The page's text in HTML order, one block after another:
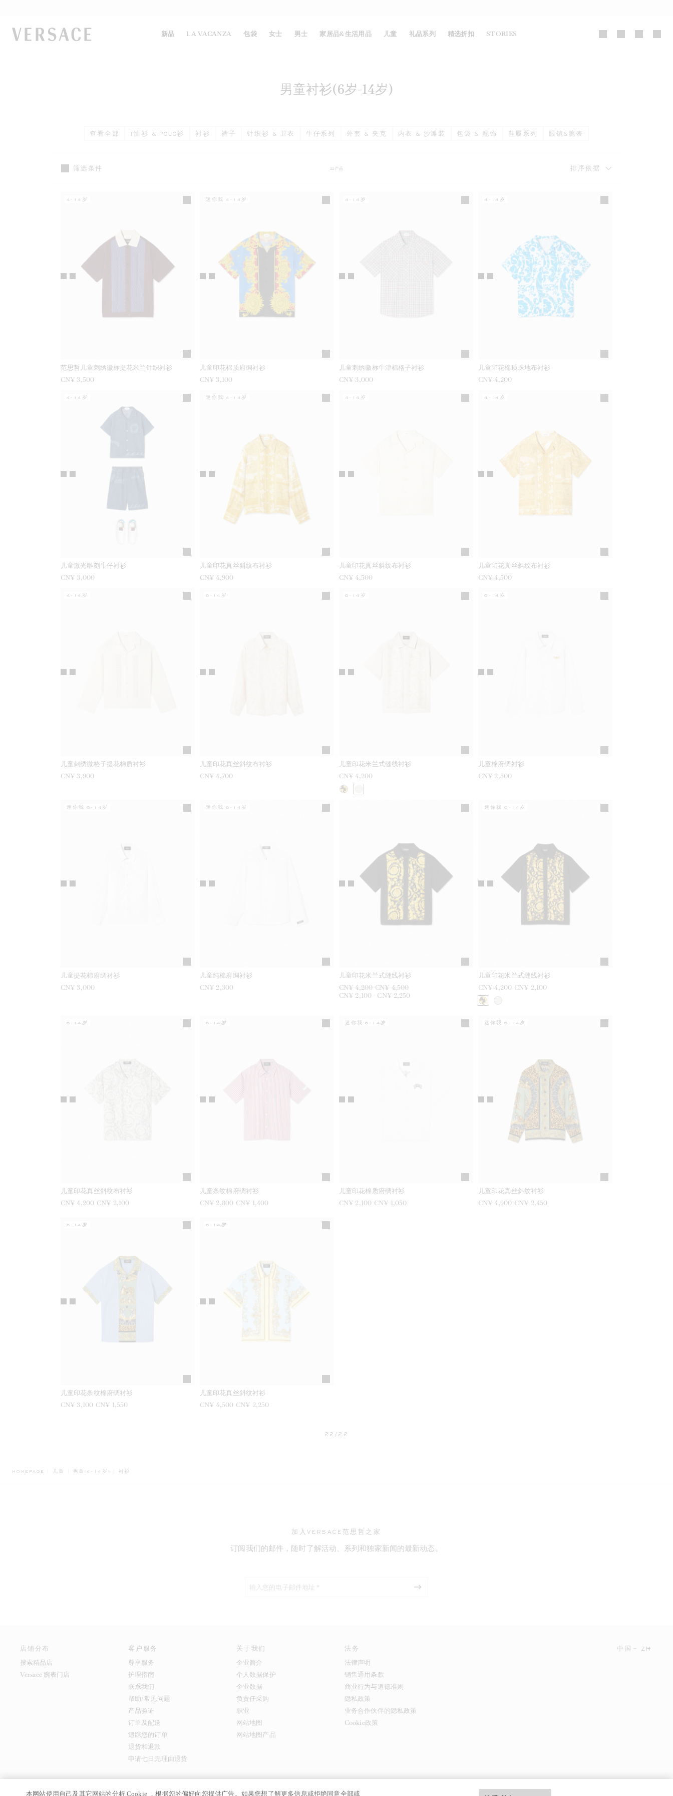
VERSACE | 主页 新品 LA VACANZA 包袋 女士 男士 家居品&生活用品 儿童 礼品系列 精选折扣 STORIES
男童衬衫(6岁-14岁)
查看全部 T恤衫 & POLO衫 衬衫 裤子 针织衫 & 卫衣 牛仔系列 外套 & 夹克 内衣 & 沙滩装 包袋 & 配饰 鞋履系列 眼镜&腕表
22 产品
筛选条件 排序依据
范思哲儿童刺绣徽标提花米兰针织衬衫
CN¥ 3,500
4-14岁
儿童印花棉质府绸衬衫
CN¥ 3,100
迷你我 4-14岁
儿童刺绣徽标牛津棉格子衬衫
CN¥ 3,000
4-14岁
儿童印花棉质珠地布衬衫
CN¥ 4,200
4-14岁
儿童激光雕刻牛仔衬衫
CN¥ 3,000
4-14岁
儿童印花真丝斜纹布衬衫
CN¥ 4,900
迷你我 4-14岁
儿童印花真丝斜纹布衬衫
CN¥ 4,500
4-14岁
儿童印花真丝斜纹布衬衫
CN¥ 4,500
4-14岁
儿童刺绣微格子提花棉质衬衫
CN¥ 3,900
4-14岁
儿童印花真丝斜纹布衬衫
CN¥ 4,700
6-14岁
儿童印花米兰式缝线衬衫
CN¥ 4,200
6-14岁
儿童棉府绸衬衫
CN¥ 2,500
6-14岁
儿童提花棉府绸衬衫
CN¥ 3,000
迷你我 6-14岁
儿童纯棉府绸衬衫
CN¥ 2,300
迷你我 6-14岁
儿童印花米兰式缝线衬衫
CN¥ 4,200
到 -CN¥ 4,500
CN¥ 2,100 到
- CN¥ 2,250
儿童印花米兰式缝线衬衫
之前是
CN¥ 4,200 现在是
CN¥ 2,100
迷你我 6-14岁
儿童印花真丝斜纹布衬衫
之前是
CN¥ 4,200 现在是
CN¥ 2,100
6-14岁
儿童条纹棉府绸衬衫
之前是
CN¥ 2,800 现在是
CN¥ 1,400
6-14岁
儿童印花棉质府绸衬衫
之前是
CN¥ 2,100 现在是
CN¥ 1,050
迷你我 6-14岁
儿童印花真丝斜纹衬衫
之前是
CN¥ 4,900 现在是
CN¥ 2,450
迷你我 6-14岁
儿童印花条纹棉府绸衬衫
之前是
CN¥ 3,100 现在是
CN¥ 1,550
6-14岁
儿童印花真丝斜纹衬衫
之前是
CN¥ 4,500 现在是
CN¥ 2,250
6-14岁
22/22
HOMEPAGE 儿童 男童(4-14岁) BREADCRUMB.ADA.LABEL.CURRENT
衬衫
加入VERSACE范思哲之家
订阅我们的邮件，随时了解活动、系列和独家新闻的最新动态。
店铺分布
搜索精品店
Versace 腕表门店
客户服务
尊享服务
护理指南
联系我们
帮助/常见问题
产品验证
订单及配送
追踪您的订单
退货和退款
申请七日无理由退货
关于我们
企业简介
个人数据保护
企业数据
负责任采购
职业
网站地图
网站地图产品
法务
法律声明
销售通用条款
商业行为与道德准则
隐私政策
业务合作伙伴的隐私政策
Cookie政策
中国 ZH
本网站使用自己及其它网站的分析 Cookie ，根据您的偏好向您提供广告。如果您想了解更多信息或拒绝同意全部或